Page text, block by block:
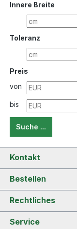
Innere Breite
Toleranz
Preis
von
bis
Suche ...
Kontakt
Bestellen
Rechtliches
Service